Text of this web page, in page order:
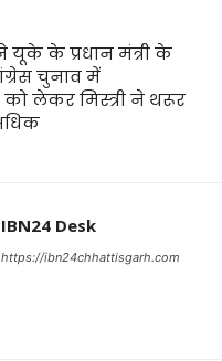
यूके के प्रधान मंत्री के
चुनाव में
लेकर मिस्त्री ने थरूर
IBN24 Desk
https://ibn24chhattisgarh.com